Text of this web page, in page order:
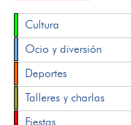
Cultura
Ocio y diversión
Deportes
Talleres y charlas
Fiestas